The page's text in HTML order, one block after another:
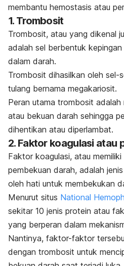
membantu hemostasis atau
1. Trombosit
Trombosit, atau yang dikenal
adalah sel berbentuk
dalam darah.
Trombosit dihasilkan oleh sel-
tulang bernama megakariosit.
Peran utama trombosit adalah
atau bekuan darah sehingga
dihentikan atau diperlambat.
2. Faktor koagulasi atau
Faktor koagulasi, atau
pembekuan darah, adalah
oleh hati untuk membekukan
Menurut situs National
sekitar 10 jenis protein atau
yang berperan dalam
Nantinya, faktor-faktor
dengan trombosit untuk